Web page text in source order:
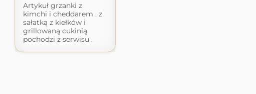
Artykuł grzanki z
kimchi i cheddarem . z
sałatką z kiełków i
grillowaną cukinią
pochodzi z serwisu .